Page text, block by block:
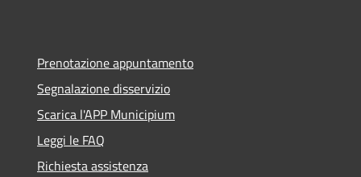
Prenotazione appuntamento
Segnalazione disservizio
Scarica l'APP Municipium
Leggi le FAQ
Richiesta assistenza